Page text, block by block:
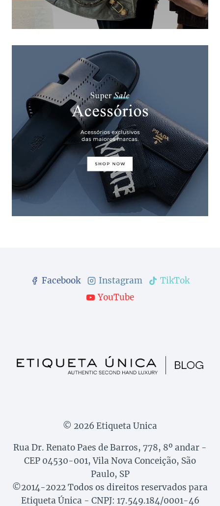
Facebook Instagram
TikTok
YouTube
© 2026 Etiqueta Unica
Rua Dr. Renato Paes de Barros, 778, 8º andar -
CEP 04530-001, Vila Nova Conceição, São
Paulo, SP
©2014-2022 Todos os direitos reservados para
Etiqueta Única - CNPJ: 17.549.184/0001-46